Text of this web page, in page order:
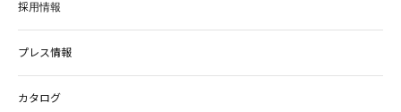
採用情報
プレス情報
カタログ